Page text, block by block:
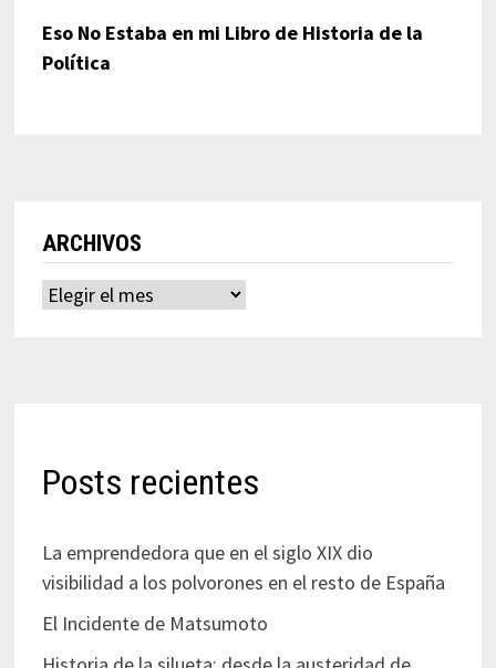
Eso No Estaba en mi Libro de Historia de la
Política
ARCHIVOS
Archivos
Posts recientes
La emprendedora que en el siglo XIX dio
visibilidad a los polvorones en el resto de España
El Incidente de Matsumoto